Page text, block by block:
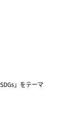
」をテーマ